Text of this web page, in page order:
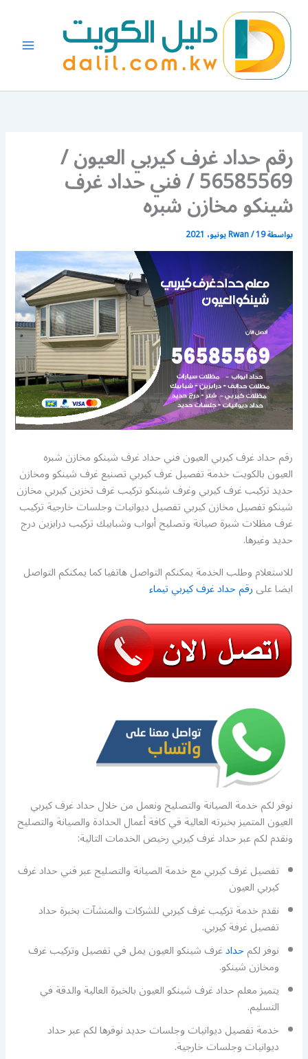
المحتوى
رقم حداد غرف كيربي العيون /
56585569 / فني حداد غرف
شينكو مخازن شبره
بواسطة Rwan/19 يونيو، 2021
رقم حداد غرف كيربي العيون فني حداد غرف شينكو مخازن شبره
العيون بالكويت خدمة تفصيل غرف كيربي تصنيع غرف شينكو ومخازن
حديد تركيب غرف كيربي وغرف شينكو تركيب غرف تخزين كيربي مخازن
شينكو تفصيل مخازن كيربي تفصيل ديوانيات وجلسات خارجية تركيب
غرف مظلات شبرة صيانة وتصليح أبواب وشبابيك تركيب درابزين درج
حديد وغيرها.
للاستعلام وطلب الخدمة يمكنكم التواصل هاتفيا كما يمكنكم التواصل
ايضا علىرقم حداد غرف كيربي تيماء
نوفر لكم خدمة الصيانة والتصليح ونعمل من خلال حداد غرف كيربي
العيون المتميز بخبرته العالية في كافة أعمال الحدادة والصيانة والتصليح
ونقدم لكم عبر حداد غرف كيربي رخيص الخدمات التالية:
تفصيل غرف كيربي مع خدمة الصيانة والتصليح عبر فني حداد غرف
كيربي العيون
نقدم خدمة تركيب غرف كيربي للشركات والمنشآت بخبرة حداد
تفصيل غرفة كيربي.
نوفر لكمحدادغرف شينكو العيون يمل في تفصيل وتركيب غرف
ومخازن شينكو.
يتميز معلم حداد غرف شينكو العيون بالخبرة العالية والدقة في
التسليم.
خدمة تفصيل ديوانيات وجلسات حديد نوفرها لكم عبر حداد
ديوانيات وجلسات خارجية.